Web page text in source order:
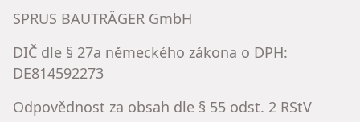
SPRUS BAUTRÄGER GmbH
DIČ dle § 27a německého zákona o DPH:
DE814592273
Odpovědnost za obsah dle § 55 odst. 2 RStV